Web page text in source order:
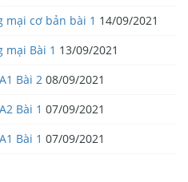
cơ bản bài 1 14/09/2021
Bài 1 13/09/2021
Bài 2 08/09/2021
Bài 1 07/09/2021
Bài 1 07/09/2021